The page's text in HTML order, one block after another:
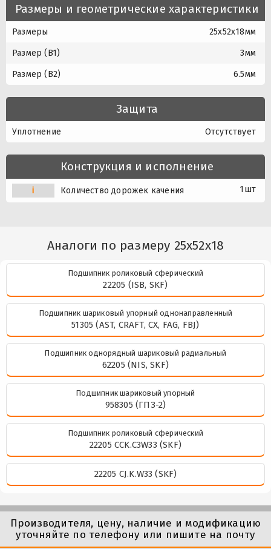
Размеры и геометрические характеристики
Размеры 25x52x18мм
Размер (B1) 3мм
Размер (B2) 6.5мм
Защита
Уплотнение Отсутствует
Конструкция и исполнение
i Количество дорожек качения 1шт
Аналоги по размеру 25x52x18
Подшипник роликовый сферический
22205 (ISB, SKF)
Подшипник шариковый упорный однонаправленный
51305 (AST, CRAFT, CX, FAG, FBJ)
Подшипник однорядный шариковый радиальный
62205 (NIS, SKF)
Подшипник шариковый упорный
958305 (ГПЗ-2)
Подшипник роликовый сферический
22205 CCK.C3W33 (SKF)
22205 CJ.K.W33 (SKF)
Производителя, цену, наличие и модификацию
уточняйте по телефону или пишите на почту